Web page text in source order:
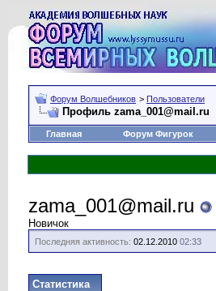
Форум Волшебников > Пользователи
Профиль zama_001@mail.ru
Главная
Форум Фигурок
zama_001@mail.ru
Новичок
Последняя активность: 02.12.2010 02:33
Статистика